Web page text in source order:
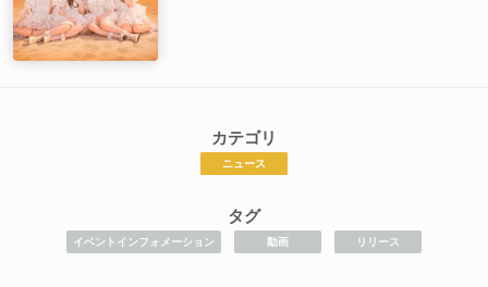
カテゴリ
ニュース
タグ
イベントインフォメーション 動画 リリース